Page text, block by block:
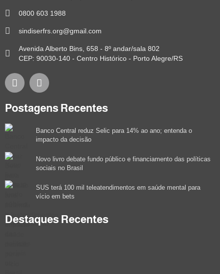
0800 603 1988
sindiserfrs.org@gmail.com
Avenida Alberto Bins, 658 - 8º andar/sala 802
CEP: 90030-140 - Centro Histórico - Porto Alegre/RS
Postagens Recentes
Banco Central reduz Selic para 14% ao ano; entenda o
impacto da decisão
Novo livro debate fundo público e financiamento das políticas
sociais no Brasil
SUS terá 100 mil teleatendimentos em saúde mental para
vício em bets
Destaques Recentes